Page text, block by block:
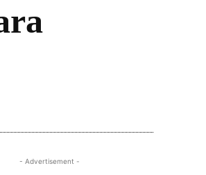
- Advertisement -